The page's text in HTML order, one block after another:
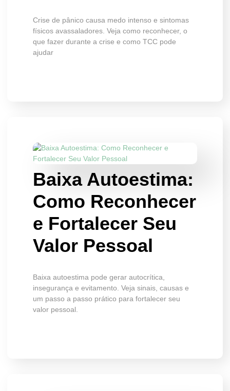
Crise de pânico causa medo intenso e sintomas
físicos avassaladores. Veja como reconhecer, o
que fazer durante a crise e como TCC pode
ajudar
Baixa Autoestima:
Como Reconhecer
e Fortalecer Seu
Valor Pessoal
Baixa autoestima pode gerar autocrítica,
insegurança e evitamento. Veja sinais, causas e
um passo a passo prático para fortalecer seu
valor pessoal.